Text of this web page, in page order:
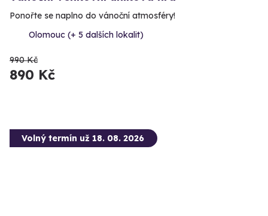
Ponořte se naplno do vánoční atmosféry!
Olomouc (+ 5 dalších lokalit)
990 Kč
890 Kč
Volný termín už 18. 08. 2026